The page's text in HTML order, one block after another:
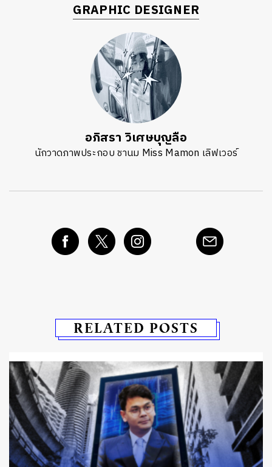
GRAPHIC DESIGNER
อภิสรา วิเศษบุญลือ
นักวาดภาพประกอบ ชานม Miss Mamon เลิฟเวอร์
RELATED POSTS